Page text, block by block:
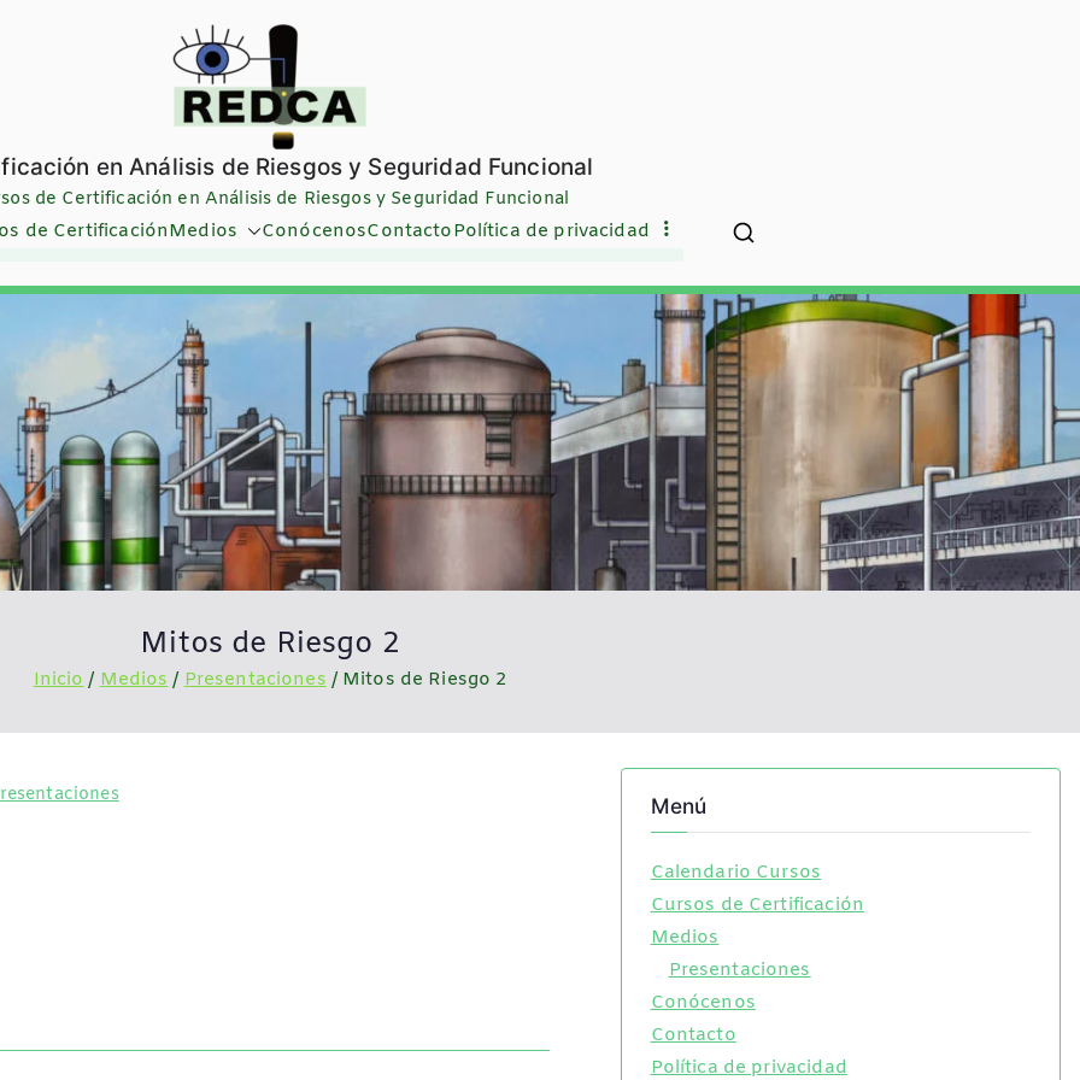
en Análisis de Riesgos y Seguridad Funcional
de Certificación en Análisis de Riesgos y Seguridad Funcional
de CertificaciónMedios ConócenosContactoPolítica de privacidad
Mitos de Riesgo 2
Inicio Medios Presentaciones Mitos de Riesgo 2
Menú
Calendario Cursos
Cursos de Certificación
Medios
Presentaciones
Conócenos
Contacto
Política de privacidad